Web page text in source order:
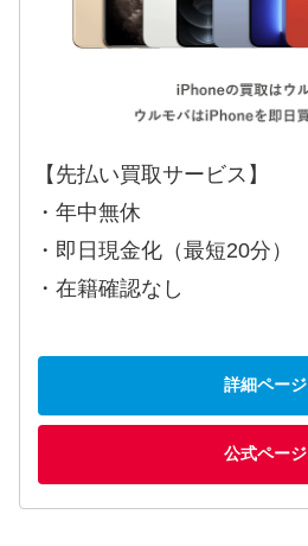
【先払い買取サービス】
・年中無休
・即日現金化（最短20分）
・在籍確認なし
詳細ページ
公式ページ